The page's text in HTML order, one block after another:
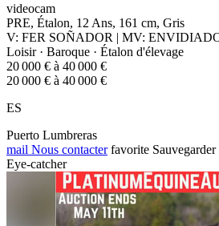
videocam
PRE, Étalon, 12 Ans, 161 cm, Gris
V: FER SOÑADOR | MV:
Loisir · Baroque · Étalon d'élevage
20 000 € à 40 000 €
20 000 € à 40 000 €
ES
Puerto Lumbreras
mail Nous contacter favorite Sauvegarder
Eye-catcher